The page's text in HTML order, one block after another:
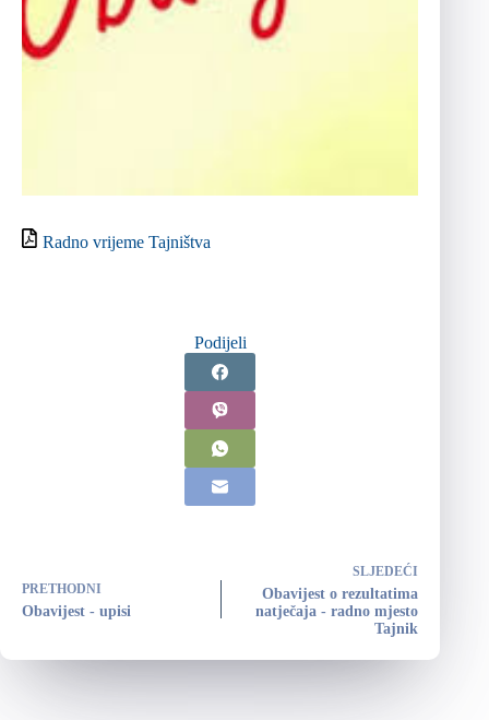
Radno vrijeme Tajništva
Podijeli
PRETHODNI
Obavijest - upisi
SLJEDEĆI
Obavijest o rezultatima
natječaja - radno mjesto
Tajnik